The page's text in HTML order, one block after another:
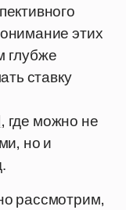
этих
глубже
ставку
, где можно не
но и
рассмотрим,